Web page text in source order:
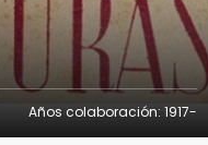
Años colaboración: 1917-